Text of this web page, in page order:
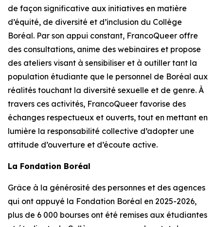
de façon significative aux initiatives en matière
d’équité, de diversité et d’inclusion du Collège
Boréal. Par son appui constant, FrancoQueer offre
des consultations, anime des webinaires et propose
des ateliers visant à sensibiliser et à outiller tant la
population étudiante que le personnel de Boréal aux
réalités touchant la diversité sexuelle et de genre. À
travers ces activités, FrancoQueer favorise des
échanges respectueux et ouverts, tout en mettant en
lumière la responsabilité collective d’adopter une
attitude d’ouverture et d’écoute active.
La Fondation Boréal
Grâce à la générosité des personnes et des agences
qui ont appuyé la Fondation Boréal en 2025-2026,
plus de 6 000 bourses ont été remises aux étudiantes